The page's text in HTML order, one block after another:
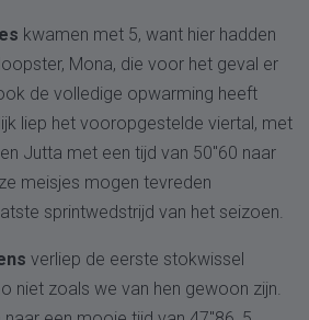
kwamen met 5, want hier hadden
Mona, die voor het geval er
de volledige opwarming heeft
liep het vooropgestelde viertal, met
Jutta met een tijd van 50"60 naar
meisjes mogen tevreden
sprintwedstrijd van het seizoen.
verliep de eerste stokwissel
niet zoals we van hen gewoon zijn.